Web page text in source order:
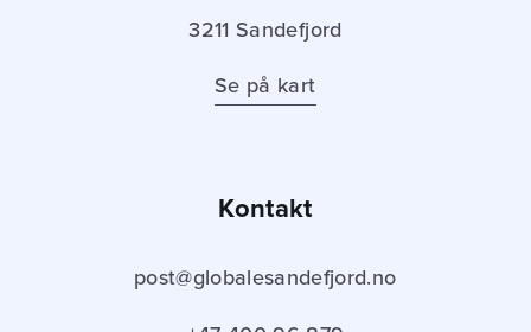
3211 Sandefjord
Se på kart
Kontakt
post@globalesandefjord.no